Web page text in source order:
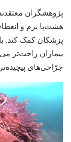
پژوهشگران
هشت‌پا نرم و
پزشکان کمک کند.‏
بیماران راحت‌تر
جرّاحی‌های